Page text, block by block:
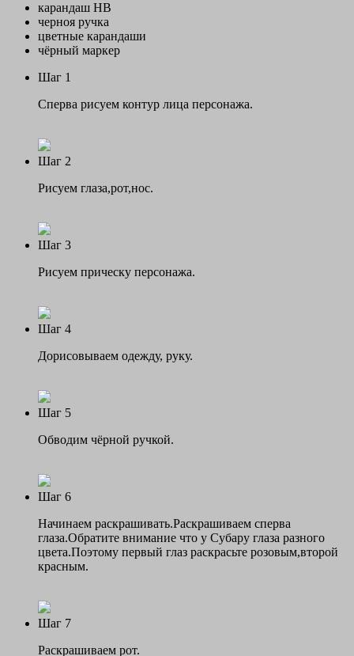
карандаш НВ
черноя ручка
цветные карандаши
чёрный маркер
Шаг 1
Сперва рисуем контур лица персонажа.
Шаг 2
Рисуем глаза,рот,нос.
Шаг 3
Рисуем прическу персонажа.
Шаг 4
Дорисовываем одежду, руку.
Шаг 5
Обводим чёрной ручкой.
Шаг 6
Начинаем раскрашивать.Раскрашиваем сперва
глаза.Обратите внимание что у Субару глаза разного
цвета.Поэтому первый глаз раскрасьте розовым,второй
красным.
Шаг 7
Раскрашиваем рот.